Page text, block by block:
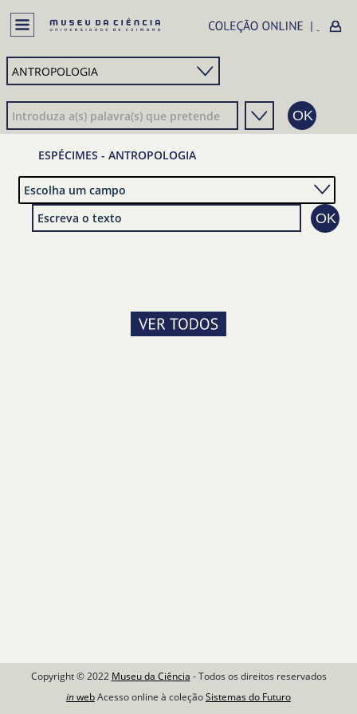
ESPÉCIMES - ANTROPOLOGIA
Copyright © 2022 Museu da Ciência - Todos os direitos reservados
inwebAcesso online à coleçãoSistemas do Futuro